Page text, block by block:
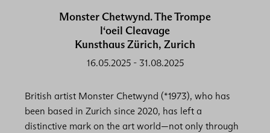
Monster Chetwynd. The Trompe
l‘oeil Cleavage
Kunsthaus Zürich, Zurich
16.05.2025- 31.08.2025
British artist Monster Chetwynd (*1973), who has
been based in Zurich since 2020, has left a
distinctive mark on the art world—not only through